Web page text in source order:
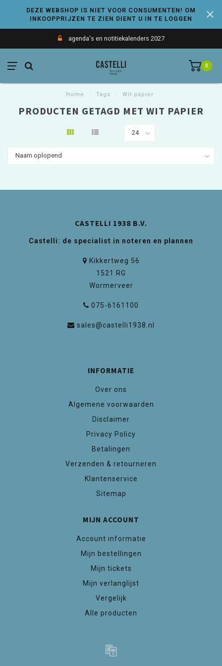
DEZE WEBSHOP IS NIET VOOR CONSUMENTEN! OM
INKOOPPRIJZEN TE ZIEN DIENT U IN TE LOGGEN
agenda's en notitiekalenders 2027
0
Home Tags Wit papier
PRODUCTEN GETAGD MET WIT PAPIER
CASTELLI 1938 B.V.
Castelli: de specialist in noteren en plannen
Kikkertweg 56
1521 RG
Wormerveer
075-6161100
sales@castelli1938.nl
INFORMATIE
Over ons
Algemene voorwaarden
Disclaimer
Privacy Policy
Betalingen
Verzenden & retourneren
Klantenservice
Sitemap
MIJN ACCOUNT
Account informatie
Mijn bestellingen
Mijn tickets
Mijn verlanglijst
Vergelijk
Alle producten